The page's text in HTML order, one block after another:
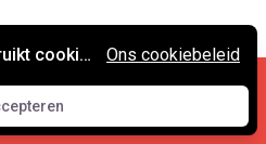
•
Contact
Spreekwoorden.nl
Deze website gebruikt cookies.
Accepteren
Ons cookiebeleid